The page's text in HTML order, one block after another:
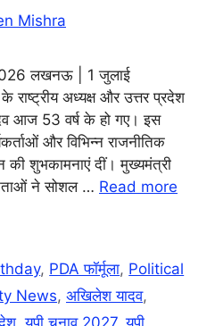
Mishra
लखनऊ | 1 जुलाई
राष्ट्रीय अध्यक्ष और उत्तर प्रदेश
आज 53 वर्ष के हो गए। इस
और विभिन्न राजनीतिक
शुभकामनाएं दीं। मुख्यमंत्री
ने सोशल … Read more
, PDA फॉर्मूला, Political
News, अखिलेश यादव,
,यूपी चुनाव 2027,यूपी